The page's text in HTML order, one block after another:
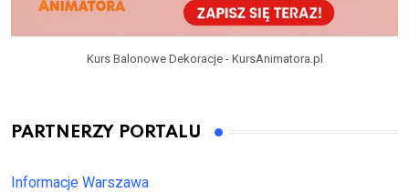
Kurs Balonowe Dekoracje - KursAnimatora.pl
PARTNERZY PORTALU
Informacje Warszawa